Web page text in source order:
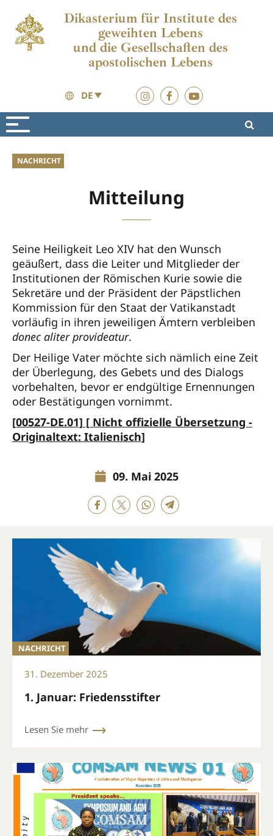
Dikasterium für Institute des
geweihten Lebens
und die Gesellschaften des
apostolischen Lebens
DE
Aktuelles
NACHRICHT
Mitteilung
Seine Heiligkeit Leo XIV hat den Wunsch
geäußert, dass die Leiter und Mitglieder der
Institutionen der Römischen Kurie sowie die
Sekretäre und der Präsident der Päpstlichen
Kommission für den Staat der Vatikanstadt
vorläufig in ihren jeweiligen Ämtern verbleiben
donec aliter provideatur.
Der Heilige Vater möchte sich nämlich eine Zeit
der Überlegung, des Gebets und des Dialogs
vorbehalten, bevor er endgültige Ernennungen
oder Bestätigungen vornimmt.
[00527-DE.01] [ Nicht offizielle Übersetzung -
Originaltext: Italienisch]
09. Mai 2025
NACHRICHT
31. Dezember 2025
1. Januar: Friedensstifter
Lesen Sie mehr